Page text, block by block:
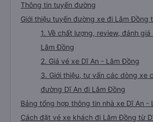
Thông tin tuyến đường
Giới thiệu tuyến đường xe đi Lâm Đồng
1. Về chất lượng, review, đánh giá
Lâm Đồng
2. Giá vé xe Dĩ An - Lâm Đồng
3. Giới thiệu, tư vấn các dòng xe
đường Dĩ An đi Lâm Đồng
Bảng tổng hợp thông tin nhà xe Dĩ An -
Cách đặt vé xe khách đi Lâm Đồng từ